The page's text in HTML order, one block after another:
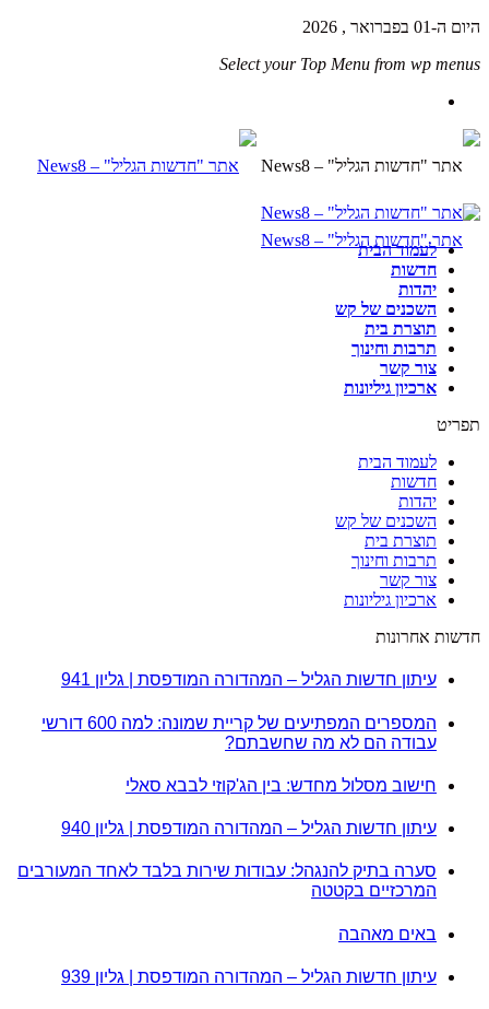
היום ה-01 בפברואר , 2026
Select your Top Menu from wp menus
לעמוד הבית
חדשות
יהדות
השכנים של קש
תוצרת בית
תרבות וחינוך
צור קשר
ארכיון גיליונות
תפריט
לעמוד הבית
חדשות
יהדות
השכנים של קש
תוצרת בית
תרבות וחינוך
צור קשר
ארכיון גיליונות
חדשות אחרונות
עיתון חדשות הגליל – המהדורה המודפסת | גליון 941
המספרים המפתיעים של קריית שמונה: למה 600 דורשי
עבודה הם לא מה שחשבתם?
חישוב מסלול מחדש: בין הג'קוזי לבבא סאלי
עיתון חדשות הגליל – המהדורה המודפסת | גליון 940
סערה בתיק להנגהל: עבודות שירות בלבד לאחד המעורבים
המרכזיים בקטטה
באים מאהבה
עיתון חדשות הגליל – המהדורה המודפסת | גליון 939